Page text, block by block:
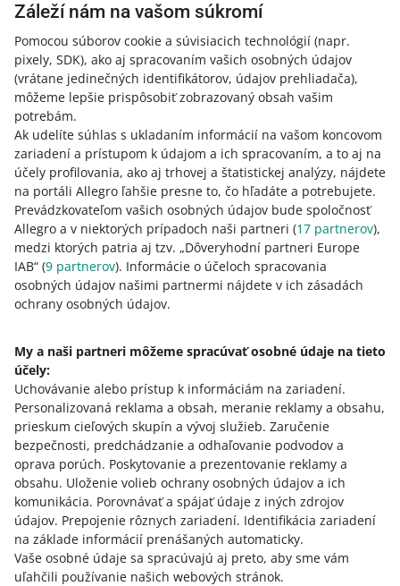
Záleží nám na vašom súkromí
Pomocou súborov cookie a súvisiacich technológií (napr.
pixely, SDK), ako aj spracovaním vašich osobných údajov
(vrátane jedinečných identifikátorov, údajov prehliadača),
môžeme lepšie prispôsobiť zobrazovaný obsah vašim
potrebám.
Ak udelíte súhlas s ukladaním informácií na vašom koncovom
zariadení a prístupom k údajom a ich spracovaním, a to aj na
účely profilovania, ako aj trhovej a štatistickej analýzy, nájdete
na portáli Allegro ľahšie presne to, čo hľadáte a potrebujete.
Prevádzkovateľom vašich osobných údajov bude spoločnosť
Allegro a v niektorých prípadoch naši partneri (17 partnerov),
medzi ktorých patria aj tzv. „Dôveryhodní partneri Europe
IAB“ (9 partnerov). Informácie o účeloch spracovania
osobných údajov našimi partnermi nájdete v ich zásadách
ochrany osobných údajov.
My a naši partneri môžeme spracúvať osobné údaje na tieto
účely:
Uchovávanie alebo prístup k informáciám na zariadení.
Personalizovaná reklama a obsah, meranie reklamy a obsahu,
prieskum cieľových skupín a vývoj služieb. Zaručenie
bezpečnosti, predchádzanie a odhaľovanie podvodov a
oprava porúch. Poskytovanie a prezentovanie reklamy a
obsahu. Uloženie volieb ochrany osobných údajov a ich
komunikácia. Porovnávať a spájať údaje z iných zdrojov
údajov. Prepojenie rôznych zariadení. Identifikácia zariadení
na základe informácií prenášaných automaticky.
Vaše osobné údaje sa spracúvajú aj preto, aby sme vám
uľahčili používanie našich webových stránok.
Nariadenie o batériách vstúpilo do platnosti. Pozrite
18. augusta 2025 o 15:19
Požadované údaje môžete pridať na karte EPR v Sales
Center – v závislosti od toho, či ste výrobcom batérií na
danom trhu.
Predložte správne vyhlásenie v závislosti od toho, či
ste výrobcom batérií
11. augusta 2025 o 10:13
Upravujeme ďalšie možnosti na našej platforme, aby
sme vám pomohli predávať na Allegre v súlade so
zákonom. Zistite viac.
29. februára 2024 o 13:09
S radosťou vás vítame na novom trhovisku Allegro:
allegro.sk. Tu môžete prevádzkovať svoj internetový
obchod na Slovensku a zdieľať ponuky na iných
trhoviskách.
POZRI STARŠIE